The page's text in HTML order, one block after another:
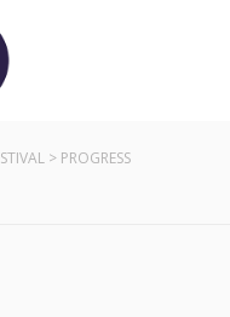
> PROGRESS